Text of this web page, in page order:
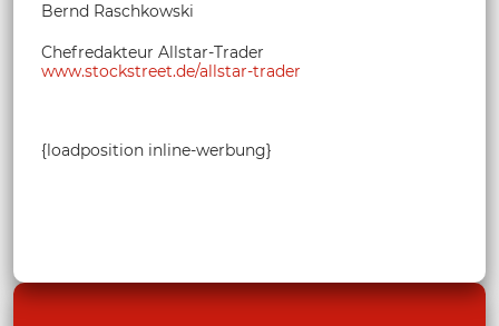
Bernd Raschkowski
Chefredakteur Allstar-Trader
www.stockstreet.de/allstar-trader
{loadposition inline-werbung}